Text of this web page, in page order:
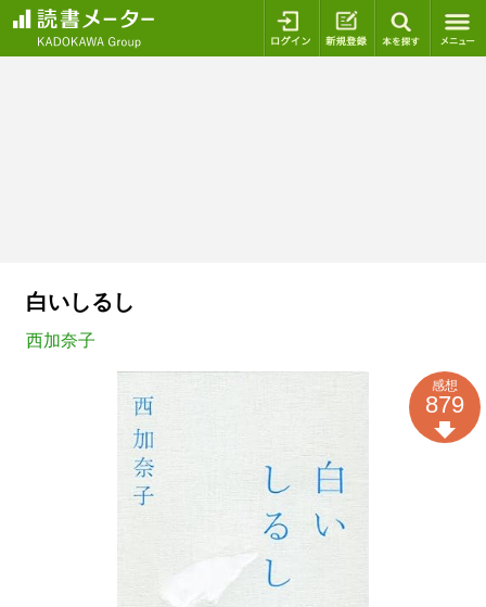
ログイン 新規登録
白いしるし
西加奈子
感想
879